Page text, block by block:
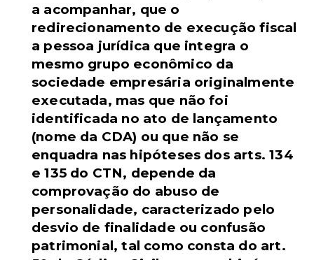
a acompanhar, que o
redirecionamento de execução fiscal
a pessoa jurídica que integra o
mesmo grupo econômico da
sociedade empresária originalmente
executada, mas que não foi
identificada no ato de lançamento
(nome da CDA) ou que não se
enquadra nas hipóteses dos arts. 134
e 135 do CTN, depende da
comprovação do abuso de
personalidade, caracterizado pelo
desvio de finalidade ou confusão
patrimonial, tal como consta do art.